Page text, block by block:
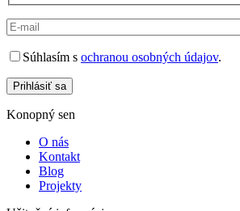
Súhlasím s ochranou osobných údajov.
Prihlásiť sa
Konopný sen
O nás
Kontakt
Blog
Projekty